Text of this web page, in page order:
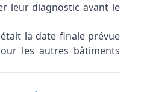
leur diagnostic avant le
la date finale prévue
les autres bâtiments